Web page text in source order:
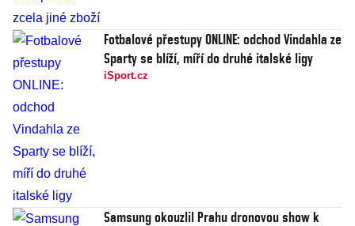
Fotbalové přestupy ONLINE: odchod Vindahla ze
Sparty se blíží, míří do druhé italské ligy
iSport.cz
Samsung okouzlil Prahu dronovou show k